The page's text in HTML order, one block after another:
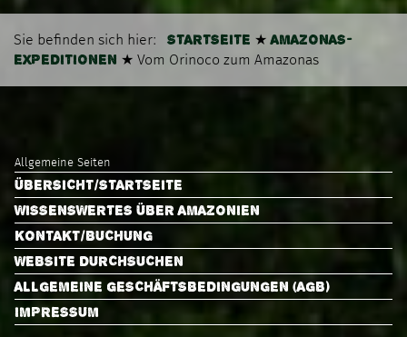
Sie befinden sich hier:STARTSEITE ★AMAZONAS-
EXPEDITIONEN ★Vom Orinoco zum Amazonas
Allgemeine Seiten
ÜBERSICHT/STARTSEITE
WISSENSWERTES ÜBER AMAZONIEN
KONTAKT/BUCHUNG
WEBSITE DURCHSUCHEN
ALLGEMEINE GESCHÄFTSBEDINGUNGEN (AGB)
IMPRESSUM